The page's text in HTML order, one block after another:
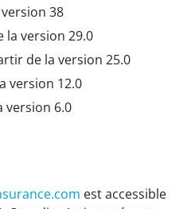
38
la version 29.0
de la version 25.0
version 12.0
version 6.0
est accessible